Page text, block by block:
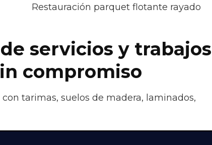
Restauración parquet flotante rayado
servicios y trabajos
compromiso
tarimas, suelos de madera, laminados,